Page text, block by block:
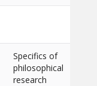
Specifics of
philosophical
research